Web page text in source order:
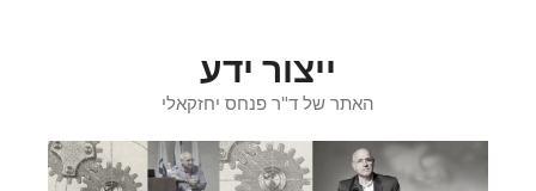
ייצור ידע
האתר של ד"ר פנחס יחזקאלי